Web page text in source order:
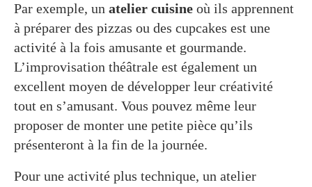
Par exemple, un atelier cuisine où ils apprennent
à préparer des pizzas ou des cupcakes est une
activité à la fois amusante et gourmande.
L’improvisation théâtrale est également un
excellent moyen de développer leur créativité
tout en s’amusant. Vous pouvez même leur
proposer de monter une petite pièce qu’ils
présenteront à la fin de la journée.
Pour une activité plus technique, un atelier